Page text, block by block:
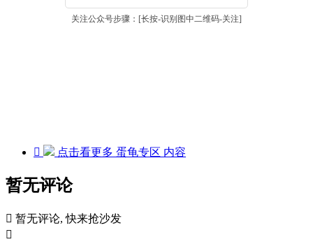
关注公众号步骤：[长按-识别图中二维码-关注]
 点击看更多 蛋龟专区 内容
暂无评论
 暂无评论, 快来抢沙发
